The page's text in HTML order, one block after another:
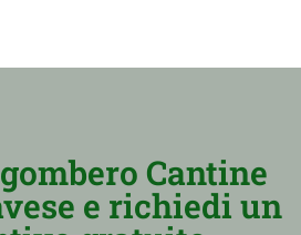
Cantine
e richiedi un